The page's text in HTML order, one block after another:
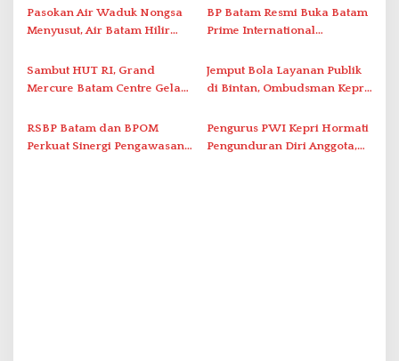
p
o
s
2026
Penanganan Stroke
Berstandar Internasional
Pasokan Air Waduk Nongsa
Menyusut, Air Batam Hilir
Antar-IPAM
BP Batam Resmi Buka Batam
Prime International
2026 di Stadion Temenggung
Abdul Jamal
Sambut HUT RI, Grand
Mercure Batam Centre Gelar
Nusantara’
Jemput Bola Layanan Publik
di Bintan, Ombudsman Kepri
Solar Nelayan
RSBP Batam dan BPOM
Perkuat Sinergi Pengawasan
Pengurus PWI Kepri Hormati
Pengunduran Diri Anggota,